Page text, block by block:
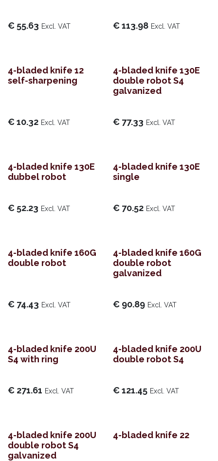
€ 55.63 Excl. VAT €113.98 Excl. VAT
4-bladed knife 12
self-sharpening
€10.32 Excl. VAT
4-bladed knife 130E
double robot S4
galvanized
€ 77.33 Excl. VAT
4-bladed knife 130E
dubbel robot
€ 52.23 Excl. VAT
4-bladed knife 130E
single
€ 70.52 Excl. VAT
4-bladed knife 160G
double robot
€ 74.43 Excl. VAT
4-bladed knife 160G
double robot
galvanized
€ 90.89 Excl. VAT
4-bladed knife 200U
S4 with ring
€ 271.61 Excl. VAT
4-bladed knife 200U
double robot S4
€121.45 Excl. VAT
4-bladed knife 200U
double robot S4
galvanized
4-bladed knife 22